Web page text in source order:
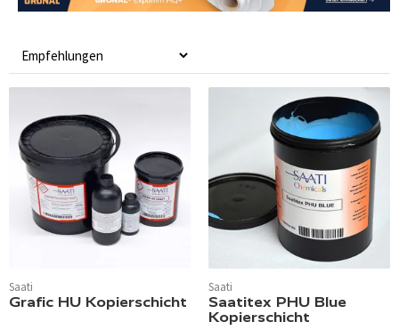
Saati
Grafic HU Kopierschicht
Saati
Saatitex PHU Blue
Kopierschicht